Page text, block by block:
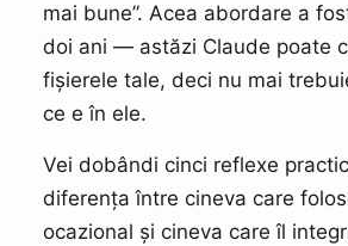
mai bune”. Acea abordare a
doi ani — astăzi Claude poate
fișierele tale, deci nu mai
ce e în ele.
Vei dobândi cinci reflexe
diferența între cineva care
ocazional și cineva care îl